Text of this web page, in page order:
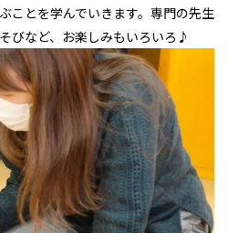
ことを学んでいきます。専門の先生
びなど、お楽しみもいろいろ♪